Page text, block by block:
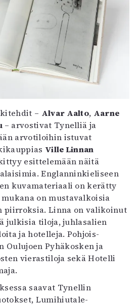
Toimitus
Mediatiedot
Kaltio ry
– Alvar Aalto, Aarne
– arvostivat Tynelliä ja
arvotiloihin istuvat
Ville Linnan
esittelemään näitä
Englanninkieliseen
kuvamateriaali on kerätty
on mustavalkoisia
piirroksia. Linna on valikoinut
julkisia tiloja, juhlasalien
ja hotelleja. Pohjois-
Oulujoen Pyhäkosken ja
vierastiloja sekä Hotelli
saavat Tynellin
Lumihiutale-